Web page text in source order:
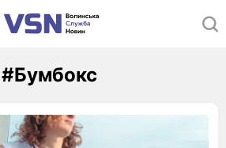
#Бумбокс